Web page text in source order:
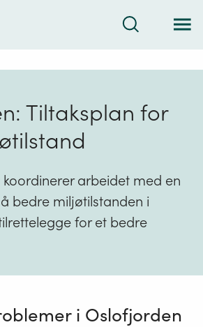
Søk
Tiltaksplan for
arbeidet med en
bedre miljøtilstanden i
for et bedre
i Oslofjorden